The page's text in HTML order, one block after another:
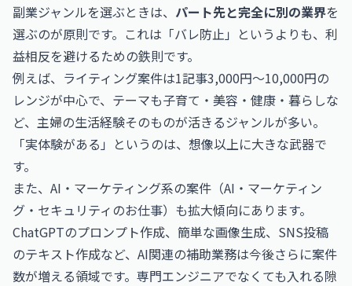
副業ジャンルを選ぶときは、 パート先と完全に別の業界を
選ぶのが原則です。これは「バレ防止」というよりも、利
益相反を避けるための鉄則です。
例えば、ライティング案件は1記事3,000円〜10,000円の
レンジが中心で、テーマも子育て・美容・健康・暮らしな
ど、主婦の生活経験そのものが活きるジャンルが多い。
「実体験がある」というのは、想像以上に大きな武器で
す。
また、AI・マーケティング系の案件（AI・マーケティン
グ・セキュリティのお仕事）も拡大傾向にあります。
ChatGPTのプロンプト作成、簡単な画像生成、SNS投稿
のテキスト作成など、AI関連の補助業務は今後さらに案件
数が増える領域です。専門エンジニアでなくても入れる隙